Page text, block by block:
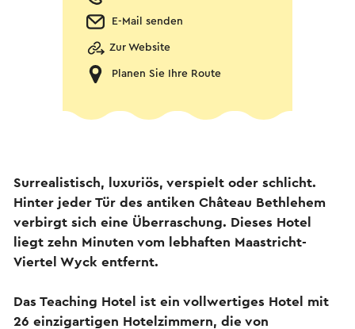
E-Mail senden
Zur Website
Planen Sie Ihre Route
Surrealistisch, luxuriös, verspielt oder schlicht.
Hinter jeder Tür des antiken Château Bethlehem
verbirgt sich eine Überraschung. Dieses Hotel
liegt zehn Minuten vom lebhaften Maastricht-
Viertel Wyck entfernt.
Das Teaching Hotel ist ein vollwertiges Hotel mit
26 einzigartigen Hotelzimmern, die von